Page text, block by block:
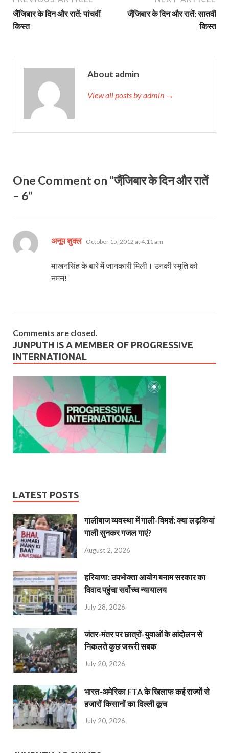
जैंजि़बार के दिन और रातें: पांचवीं
किस्‍त
जैंजि़बार के दिन और रातें: सातवीं
किस्‍त
About admin
View all posts by admin →
One Comment on “जैंजि़बार के दिन और रातें
– 6”
अनूप शुक्ल says:
October 15, 2012 at 4:11 am
माखनसिंह के बारे में जानकारी मिली। उनकी स्मृति को
नमन!
Comments are closed.
JUNPUTH IS A MEMBER OF PROGRESSIVE
INTERNATIONAL
LATEST POSTS
गालीबाज व्‍यवस्‍था में गाली-विमर्श: क्या लड़कियां
गाली सुनकर गजल गाएं?
August 2, 2026
हरियाणा: उपभोक्ता आयोग बनाम सरकार का
विवाद पहुंचा सर्वोच्च न्यायालय
July 28, 2026
जंतर-मंतर पर छात्रों-युवाओं के आंदोलन से
निकलते कुछ जरूरी सबक
July 20, 2026
भारत-अमेरिका FTA के खिलाफ कई राज्यों से
हजारों किसानों का दिल्ली कूच
July 20, 2026